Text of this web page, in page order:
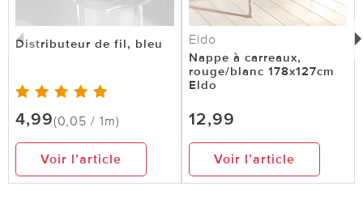
Distributeur de fil, bleu
4,99(0,05 / 1m)
Voir l’article
Eldo
Nappe à carreaux,
rouge/blanc 178x127cm
Eldo
12,99
Voir l’article